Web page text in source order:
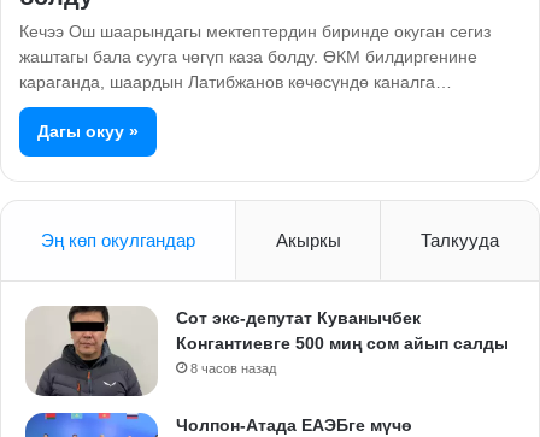
Кечээ Ош шаарындагы мектептердин биринде окуган сегиз
жаштагы бала сууга чөгүп каза болду. ӨКМ билдиргенине
караганда, шаардын Латибжанов көчөсүндө каналга…
Дагы окуу »
Эң көп окулгандар Акыркы Талкууда
Сот экс-депутат Куванычбек
Конгантиевге 500 миң сом айып салды
8 часов назад
Чолпон-Атада ЕАЭБге мүчө